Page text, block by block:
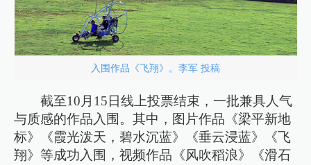
入围作品《飞翔》。李军 投稿
截至10月15日线上投票结束，一批兼具人气
与质感的作品入围。其中，图片作品《梁平新地
标》《霞光泼天，碧水沉蓝》《垂云浸蓝》《飞
翔》等成功入围，视频作品《风吹稻浪》《滑石